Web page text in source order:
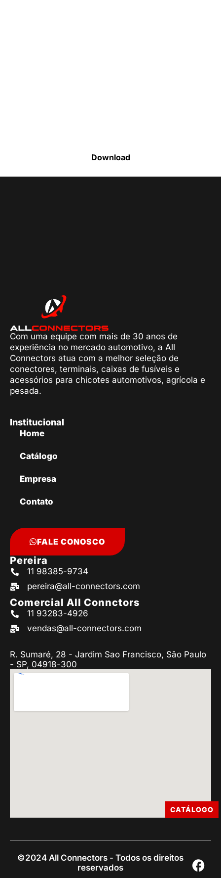
Download
Com uma equipe com mais de 30 anos de
experiência no mercado automotivo, a All
Connectors atua com a melhor seleção de
conectores, terminais, caixas de fusíveis e
acessórios para chicotes automotivos, agrícola e
pesada.
Institucional
Home
Catálogo
Empresa
Contato
FALE CONOSCO
Pereira
11 98385-9734
pereira@all-connectors.com
Comercial All Connctors
11 93283-4926
vendas@all-connectors.com
R. Sumaré, 28 - Jardim Sao Francisco, São Paulo
- SP, 04918-300
©2024 All Connectors - Todos os direitos
reservados
CATÁLOGO